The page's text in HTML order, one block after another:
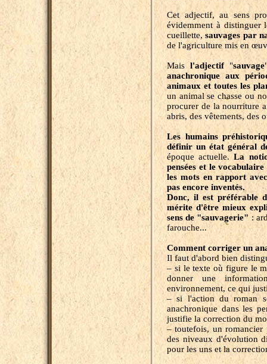
Cet adjectif, au sens
évidemment à distinguer
cueillette,sauvages par
de l'agriculture mis en
Mais l'adjectif"sauvage
anachronique aux
animaux et toutes les
un animal se chasse ou
procurer de la nourriture
abris, des vêtements, des
Les humains
définir un état général
époque actuelle. La
pensées et le
les mots en rapport
pas encore inventés.
Donc, il est préférable
mérite d'être mieux
sens de "sauvagerie" :
farouche...
Comment corriger un
Il faut d'abord bien
– si le texte où figure le
donner une
environnement, ce qui
– si l'action du roman
anachronique dans les
justifie la correction du
– toutefois, un romancier
des niveaux d'évolution
pour les uns et la